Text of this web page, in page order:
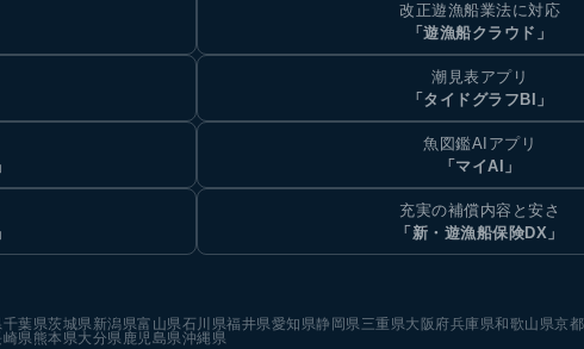
改正遊漁船業法に対応
「遊漁船クラウド」
潮見表アプリ
「タイドグラフBI」
魚図鑑AIアプリ
「マイAI」
充実の補償内容と安さ
「新・遊漁船保険DX」
千葉県茨城県新潟県富山県石川県福井県愛知県静岡県三重県大阪府兵庫県和歌山県京
崎県熊本県大分県鹿児島県沖縄県